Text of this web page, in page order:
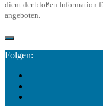
dient der bloßen Information
angeboten.
Folgen: